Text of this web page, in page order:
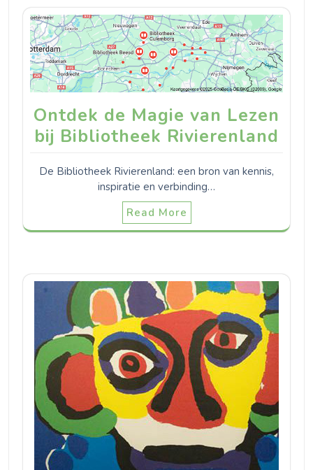
Ontdek de Magie van Lezen
bij Bibliotheek Rivierenland
De Bibliotheek Rivierenland: een bron van kennis,
inspiratie en verbinding…
Read More